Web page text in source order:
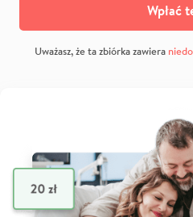
Wpłać
Uważasz, że ta zbiórka zawiera